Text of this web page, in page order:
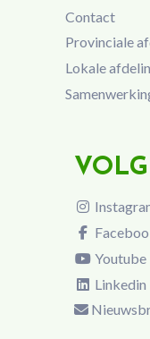
Contact
Provinciale
Lokale
Youtube
Linkedin